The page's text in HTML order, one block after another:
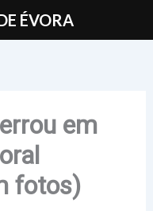
em
fotos)
ÉVORA